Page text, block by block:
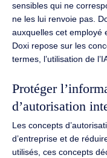
sensibles qui ne
ne les lui renvoie pas.
auxquelles cet employé
Doxi repose sur les
termes, l’utilisation de
Protéger
d’autorisation
Les concepts
d’entreprise et de
utilisés, ces concepts